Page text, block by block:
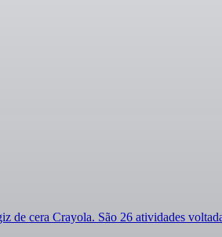
de cera Crayola. São 26 atividades